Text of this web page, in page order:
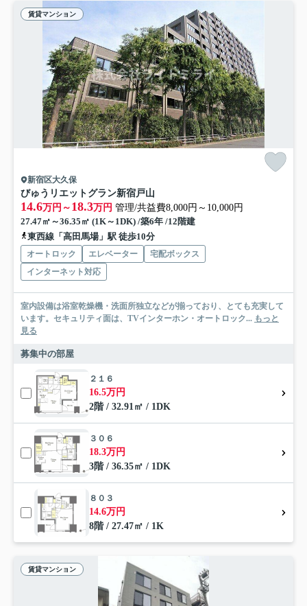
賃貸マンション
新宿区大久保
びゅうリエットグラン新宿戸山
14.6万円～ 18.3万円 管理/共益費8,000円～10,000円
27.47㎡～36.35㎡ (1K～1DK) /築6年 /12階建
東西線「高田馬場」駅 徒歩10分
オートロック エレベーター
宅配ボックス
インターネット対応
室内設備は浴室乾燥機・洗面所独立などが揃っており、とても充実して
います。セキュリティ面は、TVインターホン・オートロック... もっと
見る
募集中の部屋
２１６
16.5万円
2階 / 32.91㎡ / 1DK
３０６
18.3万円
3階 / 36.35㎡ / 1DK
８０３
14.6万円
8階 / 27.47㎡ / 1K
賃貸マンション